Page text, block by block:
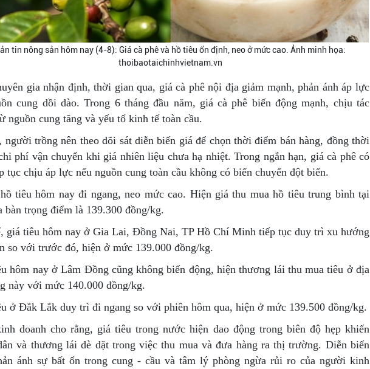
tin nông sản hôm nay (4-8): Giá cà phê và hồ tiêu ổn định, neo ở mức cao. Ảnh minh họa:
thoibaotaichinhvietnam.vn
gia nhận định, thời gian qua, giá cà phê nội địa giảm mạnh, phản ánh áp lực
cung dồi dào. Trong 6 tháng đầu năm, giá cà phê biến động mạnh, chịu tác
nguồn cung tăng và yếu tố kinh tế toàn cầu.
người trồng nên theo dõi sát diễn biến giá để chọn thời điểm bán hàng, đồng thời
phí vận chuyển khi giá nhiên liệu chưa hạ nhiệt. Trong ngắn hạn, giá cà phê có
tục chịu áp lực nếu nguồn cung toàn cầu không có biến chuyển đột biến.
tiêu hôm nay đi ngang, neo mức cao. Hiện giá thu mua hồ tiêu trung bình tại
bàn trọng điểm là 139.300 đồng/kg.
giá tiêu hôm nay ở Gia Lai, Đồng Nai, TP Hồ Chí Minh tiếp tục duy trì xu hướng
so với trước đó, hiện ở mức 139.000 đồng/kg.
hôm nay ở Lâm Đồng cũng không biến động, hiện thương lái thu mua tiêu ở địa
này với mức 140.000 đồng/kg.
ở Đắk Lắk duy trì đi ngang so với phiên hôm qua, hiện ở mức 139.500 đồng/kg.
doanh cho rằng, giá tiêu trong nước hiện dao động trong biên độ hẹp khiến
và thương lái dè dặt trong việc thu mua và đưa hàng ra thị trường. Diễn biến
ánh sự bất ổn trong cung - cầu và tâm lý phòng ngừa rủi ro của người kinh